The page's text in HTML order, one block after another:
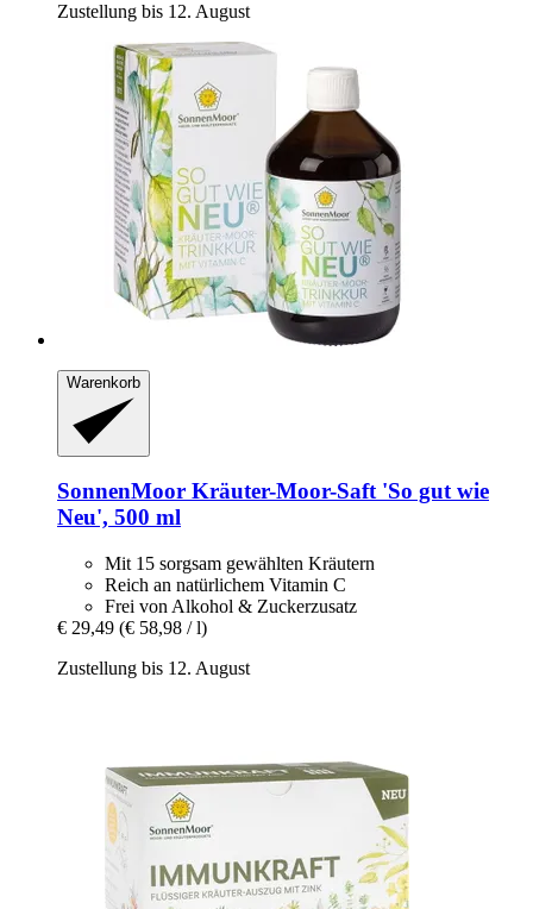
Zustellung bis 12. August
Warenkorb
SonnenMoor Kräuter-​Moor-​Saft 'So gut wie
Neu', 500 ml
Mit 15 sorgsam gewählten Kräutern
Reich an natürlichem Vitamin C
Frei von Alkohol & Zuckerzusatz
€ 29,49 (€ 58,98 / l)
Zustellung bis 12. August